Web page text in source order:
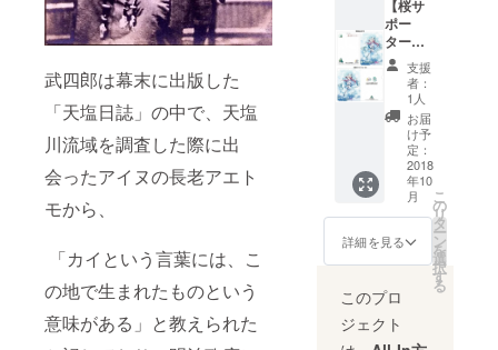
武四郎は幕末に出版した
「天塩日誌」の中で、天塩
川流域を調査した際に出
会ったアイヌの長老アエト
モから、
「カイという言葉には、こ
の地で生まれたものという
意味がある」と教えられた
９月１
２日受
付分ま
で。９
月１３
日以降
は一般
参加者
も含め
先着と
なりま
す。桜
の苗は
２．５
家族、
などグ
然公園
野幌森
林公園
（北海
道博物
館）
人数：
先着８
０組
会のお
申込み
は全て
のリ
わせて
先着80
名様で
締め切
念植樹
会】
日時：
平成３
０年１
０月１
３日
（土）
１
１：０
０～１
５：０
０（お
好きな
時間に
お越し
くださ
い）
場所：
道立自
み、先
着８０
組
（※））
・公
園内に
設置す
る記念
プレー
トに氏
名掲載
（希望
者の
み）（L
サイ
ズ）
・平
成３０
年度に
使用可
き（１
セット
３枚）
・特
製「北
海道１
５０年
雪ミク
＆えこ
之助」
クリア
ファイ
ル（１
枚）
・１
５０年
記念植
樹会に
優先参
加（希
【桜サ
ポー
ター・
先着５
名限
定、150
周年記
念植樹
セレモ
ニー参
加権付
き】
・１
５０年
記念植
樹セレ
モニー
参加権
（希望
支援
者：
1人
お届
け予
定：
2018
年10
月
詳細を見る
こ
の
リ
タ
ー
ン
を
選
択
す
る
このプロ
ジェクト